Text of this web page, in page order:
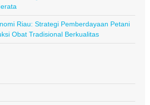
Riau: Strategi Pemberdayaan Petani
Obat Tradisional Berkualitas